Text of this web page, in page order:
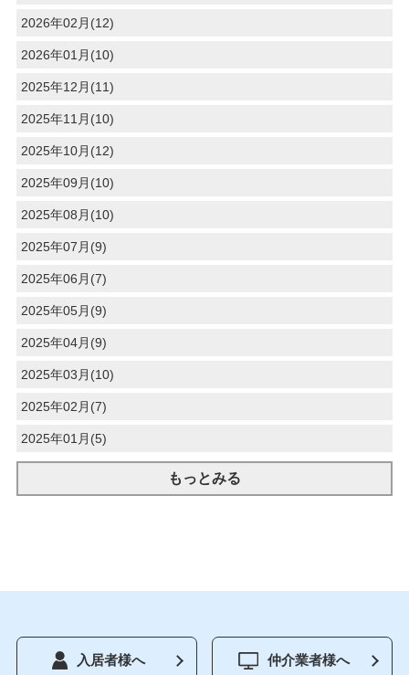
2026年02月(12)
2026年01月(10)
2025年12月(11)
2025年11月(10)
2025年10月(12)
2025年09月(10)
2025年08月(10)
2025年07月(9)
2025年06月(7)
2025年05月(9)
2025年04月(9)
2025年03月(10)
2025年02月(7)
2025年01月(5)
もっとみる
入居者様へ 仲介業者様へ